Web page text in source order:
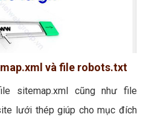
và file robots.txt
sitemap.xml cũng như file
lưới thép giúp cho mục đích